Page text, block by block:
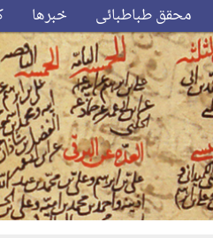
محقق طباطبائی خبرها